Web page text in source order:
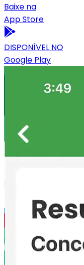
Baixe na
App Store
DISPONÍVEL NO
Google Play